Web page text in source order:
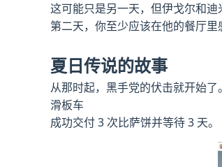
这可能只是另一天，但伊戈尔和
第二天，你至少应该在他的餐厅
夏日传说的故事
从那时起，黑手党的伏击就开始了
滑板车
成功交付 3 次比萨饼并等待 3 天。